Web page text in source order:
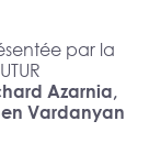
par la
Azarnia,
Vardanyan